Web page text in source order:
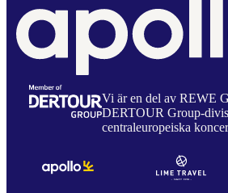
Vi är en del av REWE
DERTOUR Group-
centraleuropeiska